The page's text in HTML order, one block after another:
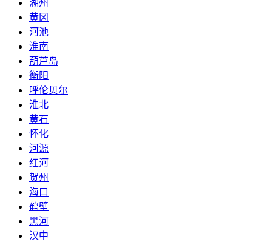
黄冈
河池
淮南
葫芦岛
衡阳
呼伦贝尔
淮北
黄石
怀化
河源
红河
贺州
海口
鹤壁
黑河
汉中